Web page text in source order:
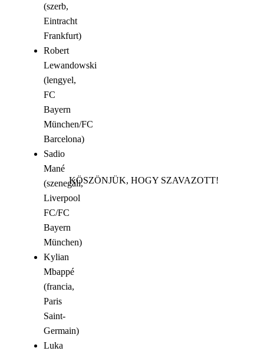
(szerb,
Eintracht
Frankfurt)
Robert
Lewandowski
(lengyel,
FC
Bayern
München/FC
Barcelona)
Sadio
Mané
(szenegáli,
Liverpool
FC/FC
Bayern
München)
Kylian
Mbappé
(francia,
Paris
Saint-
Germain)
Luka
KÖSZÖNJÜK, HOGY SZAVAZOTT!